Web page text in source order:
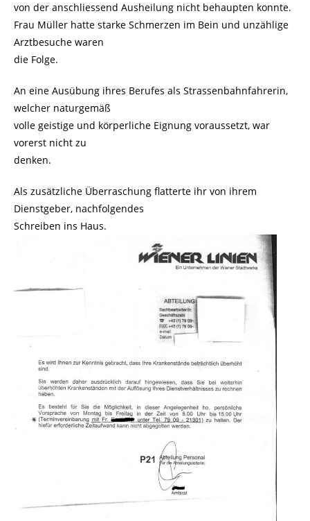
von der anschliessend Ausheilung nicht behaupten konnte.
Frau Müller hatte starke Schmerzen im Bein und unzählige
Arztbesuche waren
die Folge.
An eine Ausübung ihres Berufes als Strassenbahnfahrerin,
welcher naturgemäß
volle geistige und körperliche Eignung voraussetzt, war
vorerst nicht zu
denken.
Als zusätzliche Überraschung flatterte ihr von ihrem
Dienstgeber, nachfolgendes
Schreiben ins Haus.